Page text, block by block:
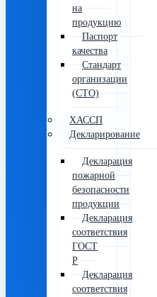
на
продукцию
Паспорт
качества
Стандарт
организации
(СТО)
ХАССП
Декларирование
Декларация
пожарной
безопасности
продукции
Декларация
соответствия
ГОСТ
Р
Декларация
соответствия